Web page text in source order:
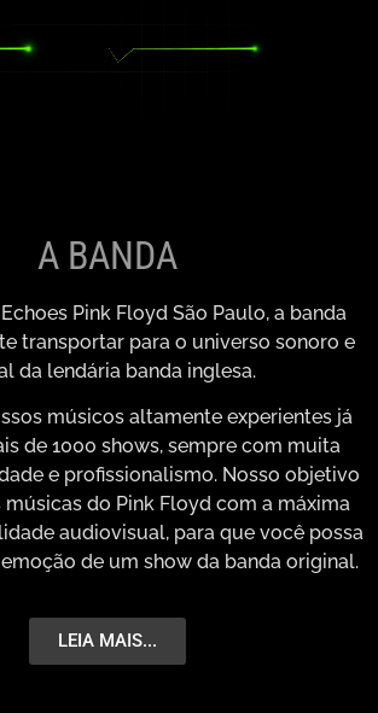
A BANDA
Pink Floyd São Paulo, a banda
transportar para o universo sonoro e
da lendária banda inglesa.
músicos altamente experientes já
de 1000 shows, sempre com muita
e profissionalismo. Nosso objetivo
do Pink Floyd com a máxima
audiovisual, para que você possa
de um show da banda original.
LEIA MAIS...